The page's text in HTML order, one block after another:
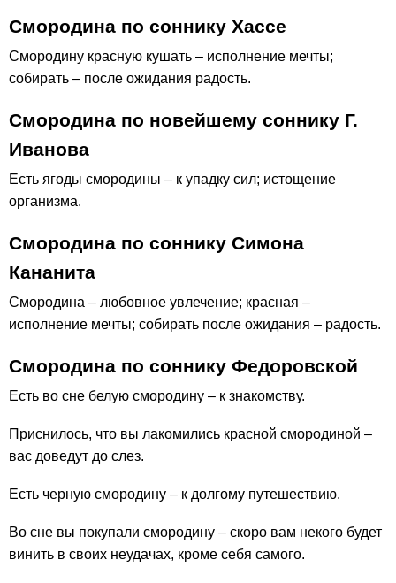
Смородина по соннику Хассе
Смородину красную кушать – исполнение мечты;
собирать – после ожидания радость.
Смородина по новейшему соннику Г.
Иванова
Есть ягоды смородины – к упадку сил; истощение
организма.
Смородина по соннику Симона
Кананита
Смородина – любовное увлечение; красная –
исполнение мечты; собирать после ожидания – радость.
Смородина по соннику Федоровской
Есть во сне белую смородину – к знакомству.
Приснилось, что вы лакомились красной смородиной –
вас доведут до слез.
Есть черную смородину – к долгому путешествию.
Во сне вы покупали смородину – скоро вам некого будет
винить в своих неудачах, кроме себя самого.